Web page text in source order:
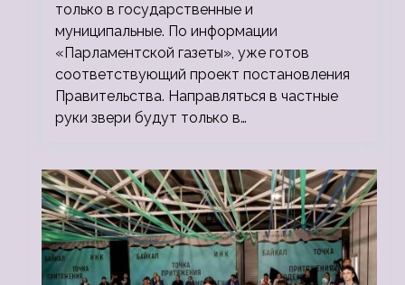
только в государственные и
муниципальные. По информации
«Парламентской газеты», уже готов
соответствующий проект постановления
Правительства. Направляться в частные
руки звери будут только в…